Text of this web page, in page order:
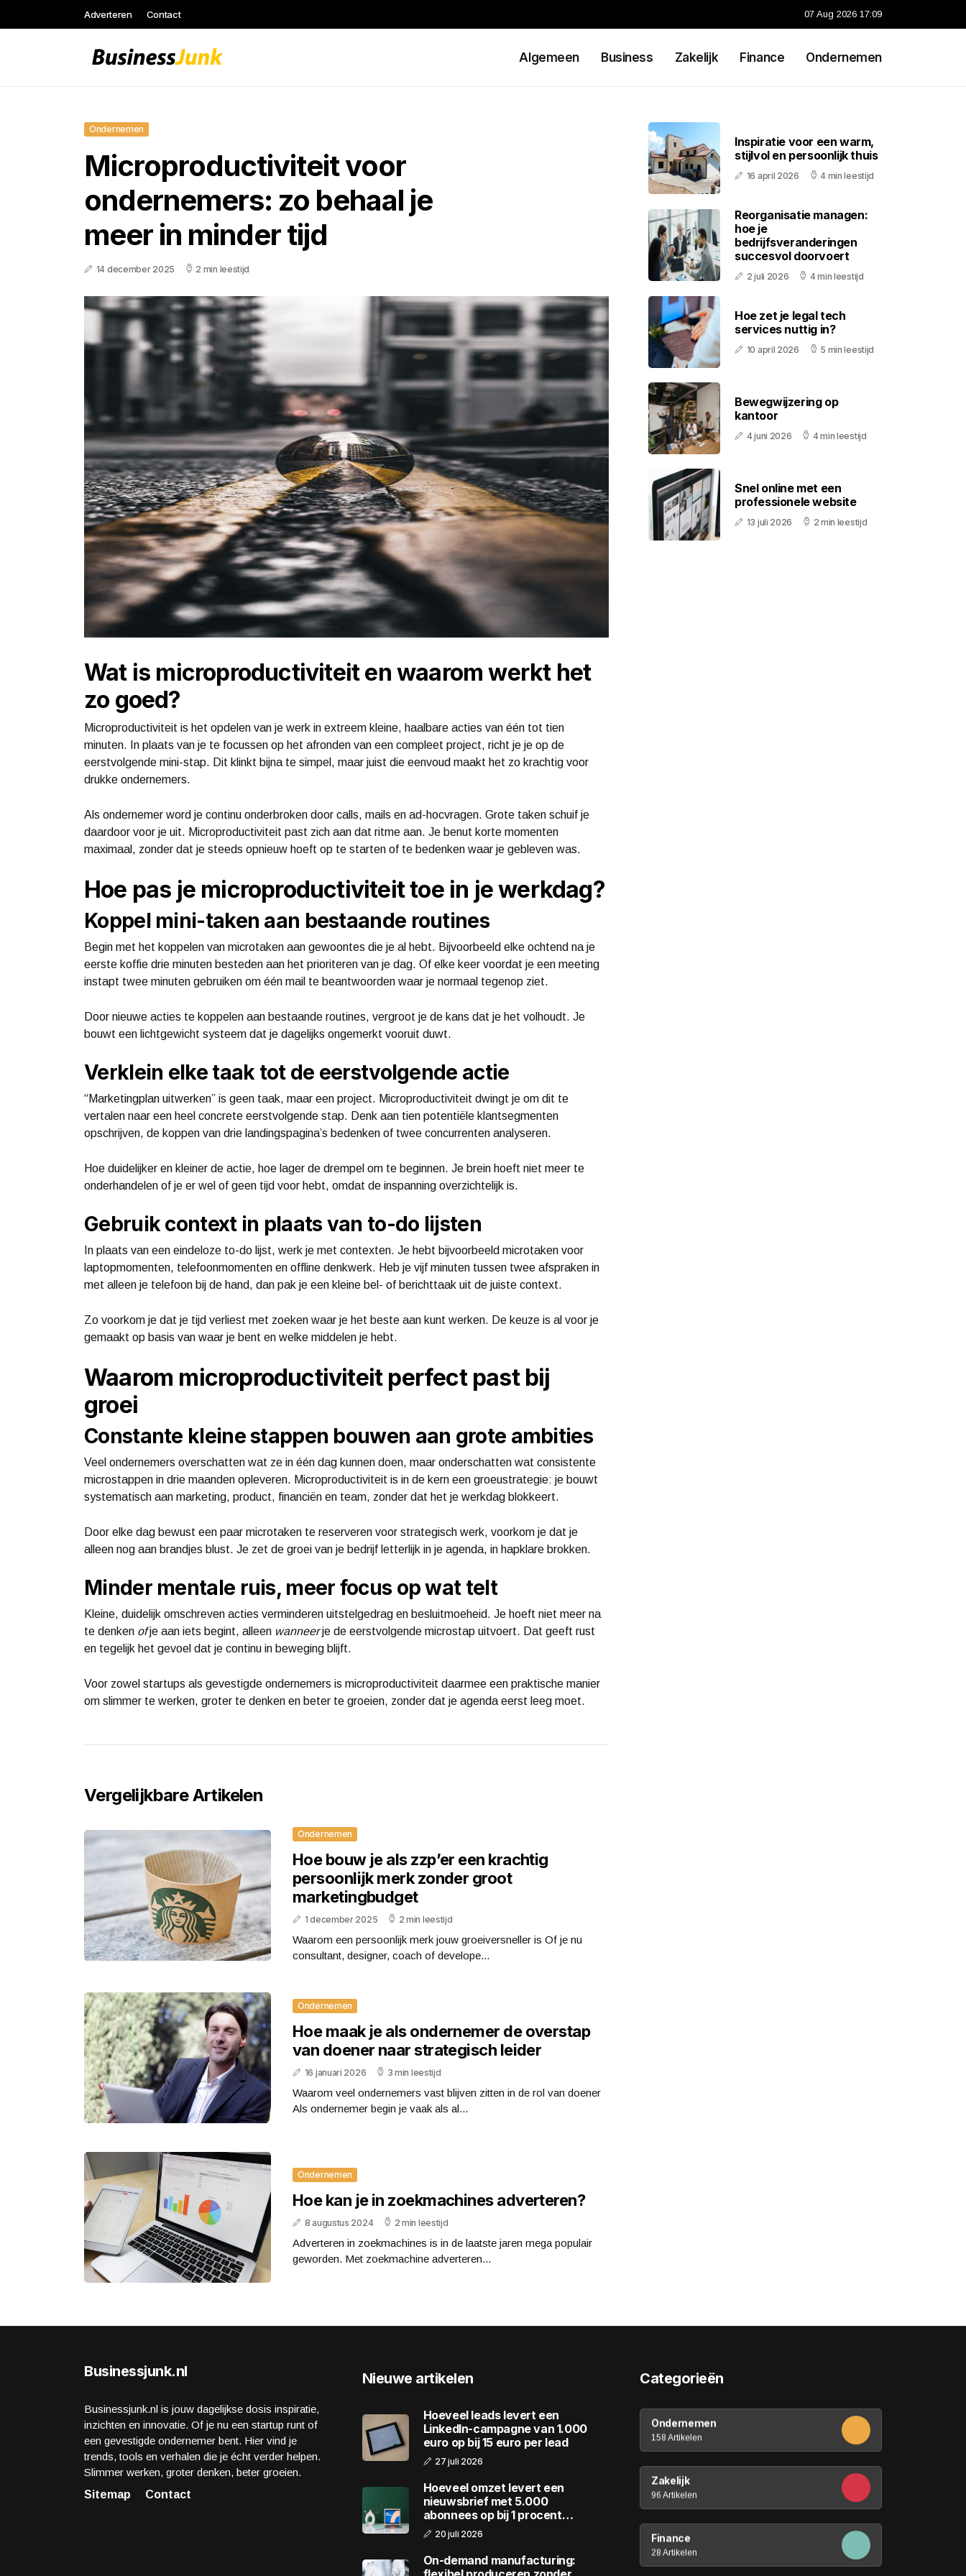
Adverteren Contact 07 Aug 2026 17:09
Algemeen Business Zakelijk Finance Ondernemen
Ondernemen
Microproductiviteit voor
ondernemers: zo behaal je
meer in minder tijd
14 december 2025 2 min leestijd
Wat is microproductiviteit en waarom werkt het
zo goed?
Microproductiviteit is het opdelen van je werk in extreem kleine, haalbare acties van één tot tien
minuten. In plaats van je te focussen op het afronden van een compleet project, richt je je op de
eerstvolgende mini-stap. Dit klinkt bijna te simpel, maar juist die eenvoud maakt het zo krachtig voor
drukke ondernemers.
Als ondernemer word je continu onderbroken door calls, mails en ad-hocvragen. Grote taken schuif je
daardoor voor je uit. Microproductiviteit past zich aan dat ritme aan. Je benut korte momenten
maximaal, zonder dat je steeds opnieuw hoeft op te starten of te bedenken waar je gebleven was.
Hoe pas je microproductiviteit toe in je werkdag?
Koppel mini-taken aan bestaande routines
Begin met het koppelen van microtaken aan gewoontes die je al hebt. Bijvoorbeeld elke ochtend na je
eerste koffie drie minuten besteden aan het prioriteren van je dag. Of elke keer voordat je een meeting
instapt twee minuten gebruiken om één mail te beantwoorden waar je normaal tegenop ziet.
Door nieuwe acties te koppelen aan bestaande routines, vergroot je de kans dat je het volhoudt. Je
bouwt een lichtgewicht systeem dat je dagelijks ongemerkt vooruit duwt.
Verklein elke taak tot de eerstvolgende actie
“Marketingplan uitwerken” is geen taak, maar een project. Microproductiviteit dwingt je om dit te
vertalen naar een heel concrete eerstvolgende stap. Denk aan tien potentiële klantsegmenten
opschrijven, de koppen van drie landingspagina’s bedenken of twee concurrenten analyseren.
Hoe duidelijker en kleiner de actie, hoe lager de drempel om te beginnen. Je brein hoeft niet meer te
onderhandelen of je er wel of geen tijd voor hebt, omdat de inspanning overzichtelijk is.
Gebruik context in plaats van to-do lijsten
In plaats van een eindeloze to-do lijst, werk je met contexten. Je hebt bijvoorbeeld microtaken voor
laptopmomenten, telefoonmomenten en offline denkwerk. Heb je vijf minuten tussen twee afspraken in
met alleen je telefoon bij de hand, dan pak je een kleine bel- of berichttaak uit de juiste context.
Zo voorkom je dat je tijd verliest met zoeken waar je het beste aan kunt werken. De keuze is al voor je
gemaakt op basis van waar je bent en welke middelen je hebt.
Waarom microproductiviteit perfect past bij
groei
Constante kleine stappen bouwen aan grote ambities
Veel ondernemers overschatten wat ze in één dag kunnen doen, maar onderschatten wat consistente
microstappen in drie maanden opleveren. Microproductiviteit is in de kern een groeustrategie: je bouwt
systematisch aan marketing, product, financiën en team, zonder dat het je werkdag blokkeert.
Door elke dag bewust een paar microtaken te reserveren voor strategisch werk, voorkom je dat je
alleen nog aan brandjes blust. Je zet de groei van je bedrijf letterlijk in je agenda, in hapklare brokken.
Minder mentale ruis, meer focus op wat telt
Kleine, duidelijk omschreven acties verminderen uitstelgedrag en besluitmoeheid. Je hoeft niet meer na
te denken ofje aan iets begint, alleen wanneerje de eerstvolgende microstap uitvoert. Dat geeft rust
en tegelijk het gevoel dat je continu in beweging blijft.
Voor zowel startups als gevestigde ondernemers is microproductiviteit daarmee een praktische manier
om slimmer te werken, groter te denken en beter te groeien, zonder dat je agenda eerst leeg moet.
Vergelijkbare Artikelen
Ondernemen
Hoe bouw je als zzp’er een krachtig
persoonlijk merk zonder groot
marketingbudget
1 december 2025 2 min leestijd
Waarom een persoonlijk merk jouw groeiversneller is Of je nu
consultant, designer, coach of develope...
Ondernemen
Hoe maak je als ondernemer de overstap
van doener naar strategisch leider
16 januari 2026 3 min leestijd
Waarom veel ondernemers vast blijven zitten in de rol van doener
Als ondernemer begin je vaak als al...
Ondernemen
Hoe kan je in zoekmachines adverteren?
8 augustus 2024 2 min leestijd
Adverteren in zoekmachines is in de laatste jaren mega populair
geworden. Met zoekmachine adverteren...
Inspiratie voor een warm,
stijlvol en persoonlijk thuis
16 april 2026 4 min leestijd
Reorganisatie managen:
hoe je
bedrijfsveranderingen
succesvol doorvoert
2 juli 2026 4 min leestijd
Hoe zet je legal tech
services nuttig in?
10 april 2026 5 min leestijd
Bewegwijzering op
kantoor
4 juni 2026 4 min leestijd
Snel online met een
professionele website
13 juli 2026 2 min leestijd
Businessjunk.nl
Businessjunk.nl is jouw dagelijkse dosis inspiratie,
inzichten en innovatie. Of je nu een startup runt of
een gevestigde ondernemer bent. Hier vind je
trends, tools en verhalen die je écht verder helpen.
Slimmer werken, groter denken, beter groeien.
Sitemap
Contact
Nieuwe artikelen
Hoeveel leads levert een
LinkedIn-campagne van 1.000
euro op bij 15 euro per lead
27 juli 2026
Hoeveel omzet levert een
nieuwsbrief met 5.000
abonnees op bij 1 procent
conversie
20 juli 2026
On-demand manufacturing:
Categorieën
Ondernemen
158 Artikelen
Zakelijk
96 Artikelen
Finance
28 Artikelen